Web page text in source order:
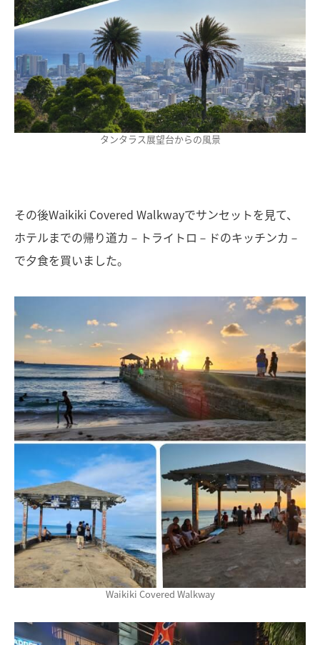
タンタラス展望台からの風景
その後Waikiki Covered Walkwayでサンセットを見て、
ホテルまでの帰り道カ－トライトロ－ドのキッチンカ－
で夕食を買いました。
Waikiki Covered Walkway